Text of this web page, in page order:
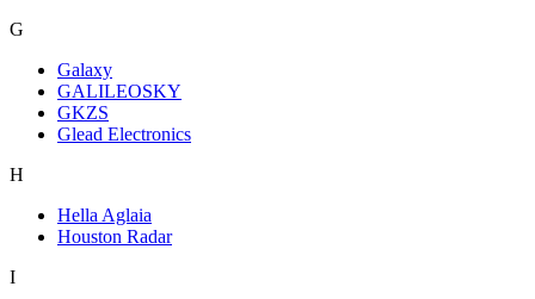
G
Galaxy
GALILEOSKY
GKZS
Glead Electronics
H
Hella Aglaia
Houston Radar
I